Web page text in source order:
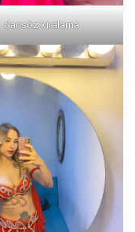
dansöz kiralama